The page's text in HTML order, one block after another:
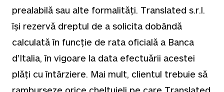
prealabilă sau alte formalități. Translated s.r.l.
își rezervă dreptul de a solicita dobândă
calculată în funcție de rata oficială a Banca
d'Italia, în vigoare la data efectuării acestei
plăți cu întârziere. Mai mult, clientul trebuie să